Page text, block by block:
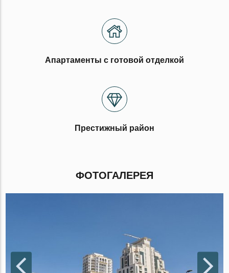
Апартаменты с готовой отделкой
Престижный район
ФОТОГАЛЕРЕЯ